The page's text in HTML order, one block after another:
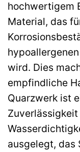
hochwertigem
Material, das
wird. Dies
empfindliche
Quarzwerk ist
ausgelegt, das